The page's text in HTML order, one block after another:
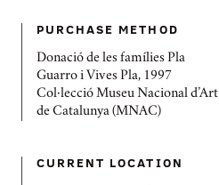
PURCHASE METHOD
Donació de les famílies Pla
Guarro i Vives Pla, 1997
Col·lecció Museu Nacional d’Art
de Catalunya (MNAC)
CURRENT LOCATION